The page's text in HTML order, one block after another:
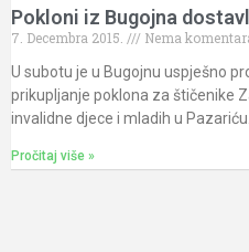
Pokloni iz Bugojna
7. Decembra 2015.
Nema
U subotu je u Bugojnu uspješno
prikupljanje poklona za štičenike
invalidne djece i mladih u Pazariću.
Pročitaj više »